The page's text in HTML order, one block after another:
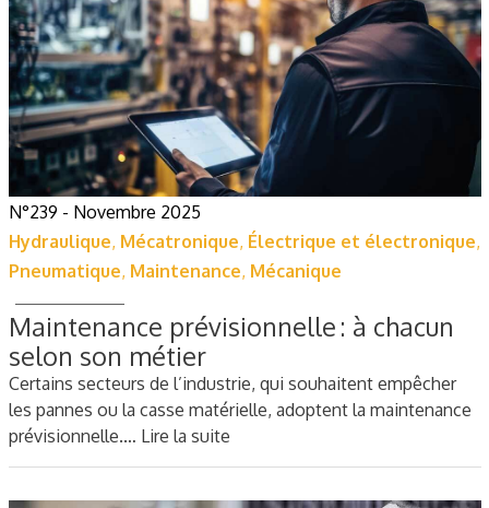
N°239 - Novembre 2025
Hydraulique, Mécatronique, Électrique et électronique,
Pneumatique, Maintenance, Mécanique
Maintenance prévisionnelle : à chacun
selon son métier
Certains secteurs de l’industrie, qui souhaitent empêcher
les pannes ou la casse matérielle, adoptent la maintenance
prévisionnelle.… Lire la suite